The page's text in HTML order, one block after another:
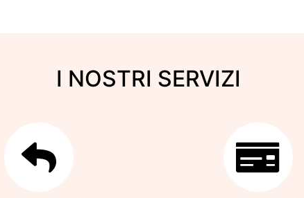
I NOSTRI SERVIZI